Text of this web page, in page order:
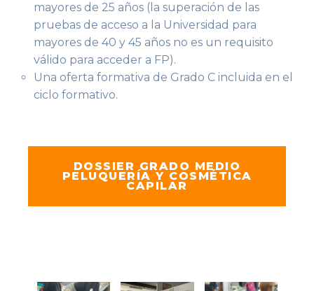
mayores de 25 años (la superación de las
pruebas de acceso a la Universidad para
mayores de 40 y 45 años no es un requisito
válido para acceder a FP).
Una oferta formativa de Grado C incluida en el
ciclo formativo.
DOSSIER GRADO MEDIO
PELUQUERÍA Y COSMÉTICA
CAPILAR